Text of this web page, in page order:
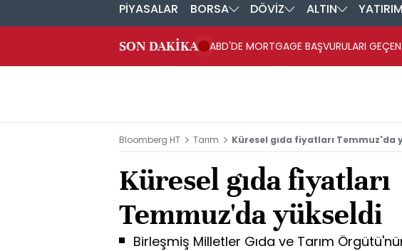
PİYASALAR BORSA DÖVİZ ALTIN
SON DAKİKA ABD'DE MORTGAGE BAŞVURULARI
Bloomberg HT Tarım Küresel gıda fiyatları Temmuz'da
Küresel gıda fiyatları
Temmuz'da yükseldi
Birleşmiş Milletler Gıda ve Tarım